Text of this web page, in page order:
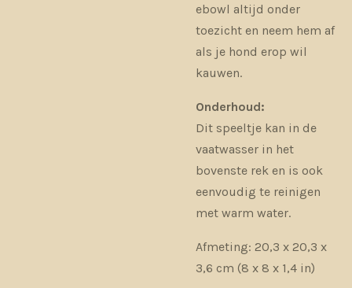
ebowl altijd onder
toezicht en neem hem af
als je hond erop wil
kauwen.
Onderhoud:
Dit speeltje kan in de
vaatwasser in het
bovenste rek en is ook
eenvoudig te reinigen
met warm water.
Afmeting: 20,3 x 20,3 x
3,6 cm (8 x 8 x 1,4 in)